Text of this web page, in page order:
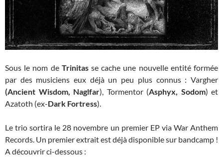
Sous le nom de Trinitasse cache une nouvelle entité formée
par des musiciens eux déjà un peu plus connus : Vargher
(Ancient Wisdom, Naglfar), Tormentor (Asphyx, Sodom) et
Azatoth (ex-Dark Fortress).
Le trio sortira le 28 novembre un premier EP via War Anthem
Records. Un premier extrait est déjà disponible sur bandcamp !
A découvrir ci-dessous :